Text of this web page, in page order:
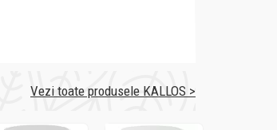
Vezi toate produsele KALLOS >